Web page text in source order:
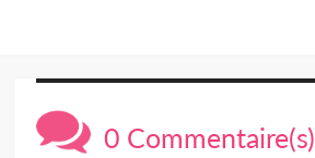
0 Commentaire(s)